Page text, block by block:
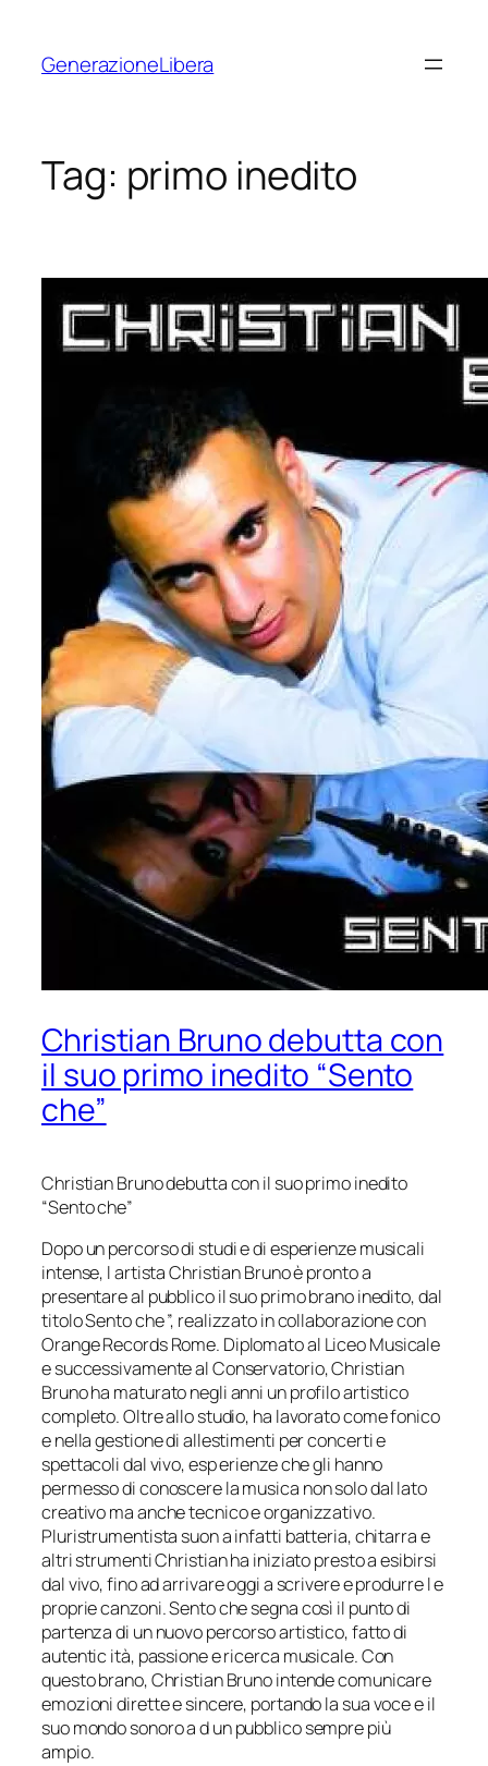
contenuto
GenerazioneLibera
Tag: primo inedito
Christian Bruno debutta con
il suo primo inedito “Sento
che”
Christian Bruno debutta con il suo primo inedito
“Sento che”
Dopo un percorso di studi e di esperienze musicali
intense, l artista Christian Bruno è pronto a
presentare al pubblico il suo primo brano inedito, dal
titolo Sento che ”, realizzato in collaborazione con
Orange Records Rome. Diplomato al Liceo Musicale
e successivamente al Conservatorio, Christian
Bruno ha maturato negli anni un profilo artistico
completo. Oltre allo studio, ha lavorato come fonico
e nella gestione di allestimenti per concerti e
spettacoli dal vivo, esp erienze che gli hanno
permesso di conoscere la musica non solo dal lato
creativo ma anche tecnico e organizzativo.
Pluristrumentista suon a infatti batteria, chitarra e
altri strumenti Christian ha iniziato presto a esibirsi
dal vivo, fino ad arrivare oggi a scrivere e produrre l e
proprie canzoni. Sento che segna così il punto di
partenza di un nuovo percorso artistico, fatto di
autentic ità, passione e ricerca musicale. Con
questo brano, Christian Bruno intende comunicare
emozioni dirette e sincere, portando la sua voce e il
suo mondo sonoro a d un pubblico sempre più
ampio.